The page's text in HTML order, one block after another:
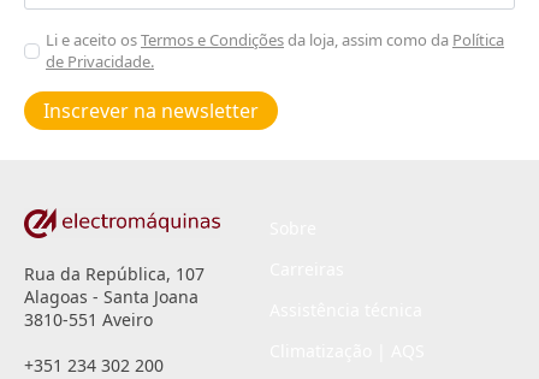
Aceitar
Poiticas
de
privacidade
Li e aceito osTermos e Condiçõesda loja, assim como da Política
de Privacidade.
Inscrever na newsletter
Rua da República, 107
Alagoas - Santa Joana
3810-551 Aveiro
+351 234 302 200